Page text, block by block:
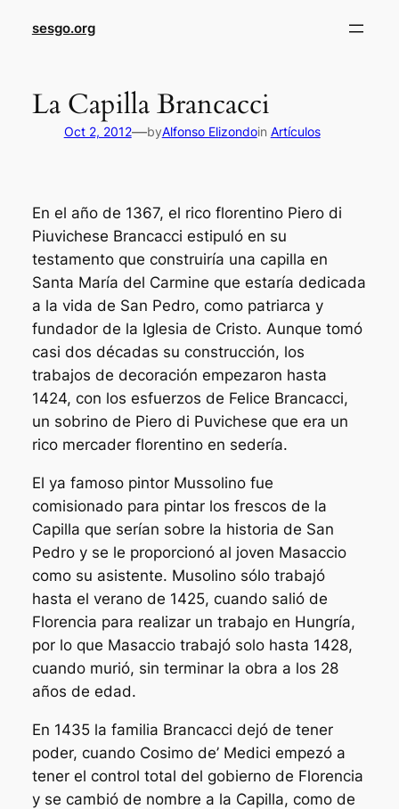
sesgo.org
La Capilla Brancacci
Oct 2, 2012—byAlfonso Elizondoin Artículos
En el año de 1367, el rico florentino Piero di
Piuvichese Brancacci estipuló en su
testamento que construiría una capilla en
Santa María del Carmine que estaría dedicada
a la vida de San Pedro, como patriarca y
fundador de la Iglesia de Cristo. Aunque tomó
casi dos décadas su construcción, los
trabajos de decoración empezaron hasta
1424, con los esfuerzos de Felice Brancacci,
un sobrino de Piero di Puvichese que era un
rico mercader florentino en sedería.
El ya famoso pintor Mussolino fue
comisionado para pintar los frescos de la
Capilla que serían sobre la historia de San
Pedro y se le proporcionó al joven Masaccio
como su asistente. Musolino sólo trabajó
hasta el verano de 1425, cuando salió de
Florencia para realizar un trabajo en Hungría,
por lo que Masaccio trabajó solo hasta 1428,
cuando murió, sin terminar la obra a los 28
años de edad.
En 1435 la familia Brancacci dejó de tener
poder, cuando Cosimo de’ Medici empezó a
tener el control total del gobierno de Florencia
y se cambió de nombre a la Capilla, como de